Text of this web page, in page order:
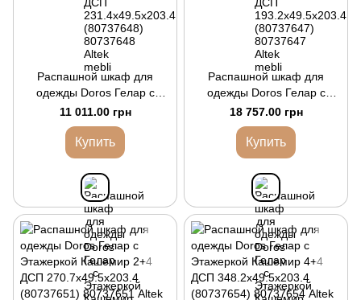
Распашной шкаф для
одежды Doros Гелар с
Этажеркой Кашемир 2 ДСП
115.7х49.5х203.4
(80737643)
11 011.00 грн
Купить
Распашной шкаф для
одежды Doros Гелар с
Этажеркой Кашемир 2+2
ДСП 193.2х49.5х203.4
(80737649)
18 757.00 грн
Купить